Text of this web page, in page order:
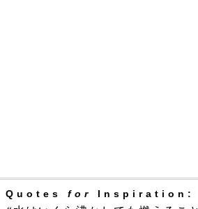
Quotes for Inspiration: